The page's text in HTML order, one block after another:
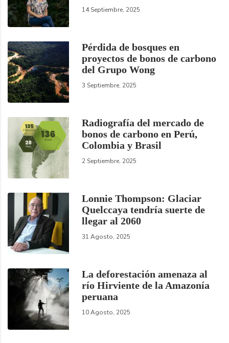
14 Septiembre, 2025
Pérdida de bosques en
proyectos de bonos de carbono
del Grupo Wong
3 Septiembre, 2025
Radiografía del mercado de
bonos de carbono en Perú,
Colombia y Brasil
2 Septiembre, 2025
Lonnie Thompson: Glaciar
Quelccaya tendría suerte de
llegar al 2060
31 Agosto, 2025
La deforestación amenaza al
río Hirviente de la Amazonía
peruana
10 Agosto, 2025